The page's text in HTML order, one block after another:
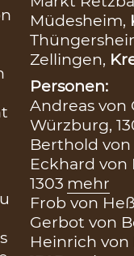
Müdesheim,
Zellingen,
Personen:
Andreas von
Würzburg,
Berthold von
Eckhard von
1303 mehr
Frob von
Gerbot von
Heinrich von